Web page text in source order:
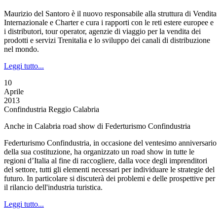
Maurizio del Santoro è il nuovo responsabile alla struttura di Vendita
Internazionale e Charter e cura i rapporti con le reti estere europee e
i distributori, tour operator, agenzie di viaggio per la vendita dei
prodotti e servizi Trenitalia e lo sviluppo dei canali di distribuzione
nel mondo.
Leggi tutto...
10
Aprile
2013
Confindustria Reggio Calabria
Anche in Calabria road show di Federturismo Confindustria
Federturismo Confindustria, in occasione del ventesimo anniversario
della sua costituzione, ha organizzato un road show in tutte le
regioni d’Italia al fine di raccogliere, dalla voce degli imprenditori
del settore, tutti gli elementi necessari per individuare le strategie del
futuro. In particolare si discuterà dei problemi e delle prospettive per
il rilancio dell'industria turistica.
Leggi tutto...